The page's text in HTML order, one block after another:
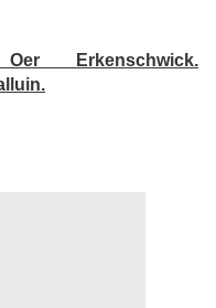
Erkenschwick.